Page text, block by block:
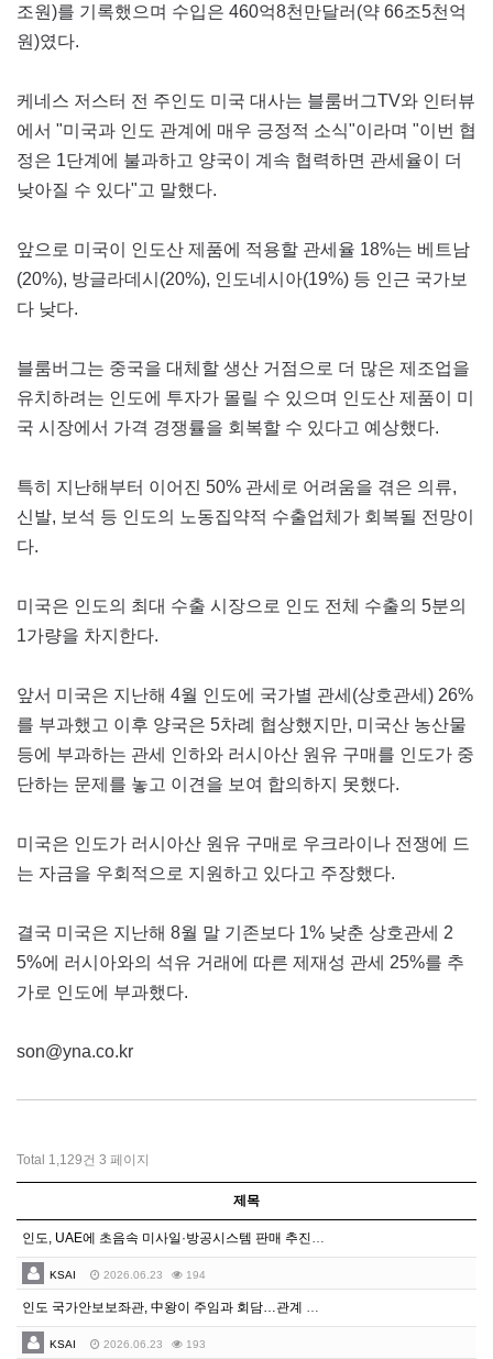
조원)를 기록했으며 수입은 460억8천만달러(약 66조5천억
원)였다.
케네스 저스터 전 주인도 미국 대사는 블룸버그TV와 인터뷰
에서 "미국과 인도 관계에 매우 긍정적 소식"이라며 "이번 협
정은 1단계에 불과하고 양국이 계속 협력하면 관세율이 더
낮아질 수 있다"고 말했다.
앞으로 미국이 인도산 제품에 적용할 관세율 18%는 베트남
(20%), 방글라데시(20%), 인도네시아(19%) 등 인근 국가보
다 낮다.
블룸버그는 중국을 대체할 생산 거점으로 더 많은 제조업을
유치하려는 인도에 투자가 몰릴 수 있으며 인도산 제품이 미
국 시장에서 가격 경쟁률을 회복할 수 있다고 예상했다.
특히 지난해부터 이어진 50% 관세로 어려움을 겪은 의류,
신발, 보석 등 인도의 노동집약적 수출업체가 회복될 전망이
다.
미국은 인도의 최대 수출 시장으로 인도 전체 수출의 5분의
1가량을 차지한다.
앞서 미국은 지난해 4월 인도에 국가별 관세(상호관세) 26%
를 부과했고 이후 양국은 5차례 협상했지만, 미국산 농산물
등에 부과하는 관세 인하와 러시아산 원유 구매를 인도가 중
단하는 문제를 놓고 이견을 보여 합의하지 못했다.
미국은 인도가 러시아산 원유 구매로 우크라이나 전쟁에 드
는 자금을 우회적으로 지원하고 있다고 주장했다.
결국 미국은 지난해 8월 말 기존보다 1% 낮춘 상호관세 2
5%에 러시아와의 석유 거래에 따른 제재성 관세 25%를 추
가로 인도에 부과했다.
son@yna.co.kr
Total 1,129건 3 페이지
제목
KSAI 2026.06.23 194
KSAI 2026.06.23 193